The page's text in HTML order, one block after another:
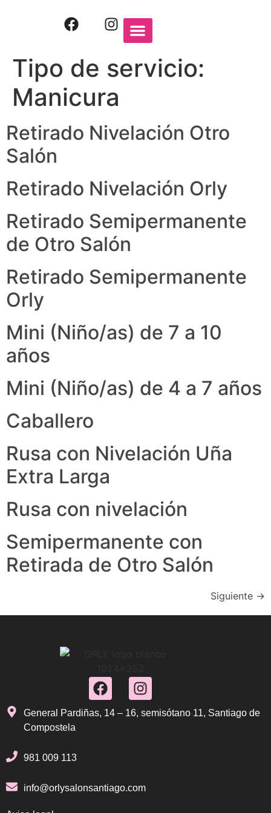
Tipo de servicio:
Manicura
Retirado Nivelación Otro
Salón
Retirado Nivelación Orly
Retirado Semipermanente
de Otro Salón
Retirado Semipermanente
Orly
Mini (Niño/as) de 7 a 10
años
Mini (Niño/as) de 4 a 7 años
Caballero
Rusa con Nivelación Uña
Extra Larga
Rusa con nivelación
Semipermanente con
Retirada de Otro Salón
Siguiente →
General Pardiñas, 14 – 16, semisótano 11, Santiago de
Compostela
981 009 113
info@orlysalonsantiago.com